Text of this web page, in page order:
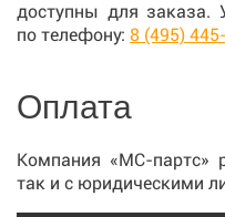
доступны для заказа.
по телефону: 8 (495)
Оплата
Компания «МС-партс»
так и с юридическими